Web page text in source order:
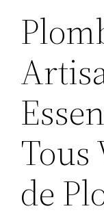
Tous
de